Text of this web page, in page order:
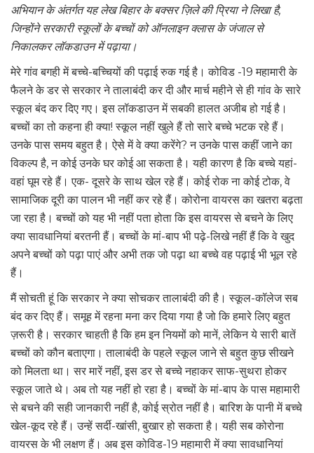
अभियान के अंतर्गत यह लेख बिहार के बक्सर ज़िले की प्रिया ने लिखा है,
जिन्होंने सरकारी स्कूलों के बच्चों को ऑनलाइन क्लास के जंजाल से
निकालकर लॉकडाउन में पढ़ाया।
मेरे गांव बगही में बच्चे-बच्चियों की पढ़ाई रुक गई है। कोविड -19 महामारी के
फैलने के डर से सरकार ने तालाबंदी कर दी और मार्च महीने से ही गांव के सारे
स्कूल बंद कर दिए गए। इस लॉकडाउन में सबकी हालत अजीब हो गई है।
बच्चों का तो कहना ही क्या! स्कूल नहीं खुले हैं तो सारे बच्चे भटक रहे हैं।
उनके पास समय बहुत है। ऐसे में वे क्या करेंगे? न उनके पास कहीं जाने का
विकल्प है, न कोई उनके घर कोई आ सकता है। यही कारण है कि बच्चे यहां-
वहां घूम रहे हैं। एक- दूसरे के साथ खेल रहे हैं। कोई रोक ना कोई टोक, वे
सामाजिक दूरी का पालन भी नहीं कर रहे हैं। कोरोना वायरस का खतरा बढ़ता
जा रहा है। बच्चों को यह भी नहीं पता होता कि इस वायरस से बचने के लिए
क्या सावधानियां बरतनी हैं। बच्चों के मां-बाप भी पढ़े-लिखे नहीं हैं कि वे खुद
अपने बच्चों को पढ़ा पाएं और अभी तक जो पढ़ा था बच्चे वह पढ़ाई भी भूल रहे
हैं।
मैं सोचती हूं कि सरकार ने क्या सोचकर तालाबंदी की है। स्कूल-कॉलेज सब
बंद कर दिए हैं। समूह में रहना मना कर दिया गया है जो कि हमारे लिए बहुत
ज़रूरी है। सरकार चाहती है कि हम इन नियमों को मानें, लेकिन ये सारी बातें
बच्चों को कौन बताएगा। तालाबंदी के पहले स्कूल जाने से बहुत कुछ सीखने
को मिलता था। सर मारें नहीं, इस डर से बच्चे नहाकर साफ-सुथरा होकर
स्कूल जाते थे। अब तो यह नहीं हो रहा है। बच्चों के मां-बाप के पास महामारी
से बचने की सही जानकारी नहीं है, कोई स्रोत नहीं है। बारिश के पानी में बच्चे
खेल-कूद रहे हैं। उन्हें सर्दी-खांसी, बुखार हो सकता है। यही सब कोरोना
वायरस के भी लक्षण हैं। अब इस कोविड-19 महामारी में क्या सावधानियां